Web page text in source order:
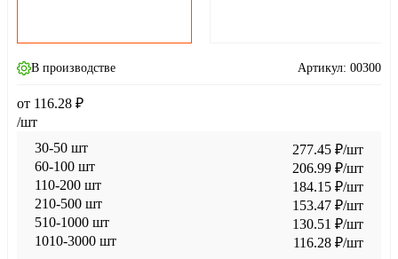
В производстве Артикул: 00300
от 116.28 ₽
/шт
30-50 шт
277.45 ₽/шт
60-100 шт
206.99 ₽/шт
110-200 шт
184.15 ₽/шт
210-500 шт
153.47 ₽/шт
510-1000 шт
130.51 ₽/шт
1010-3000 шт
116.28 ₽/шт